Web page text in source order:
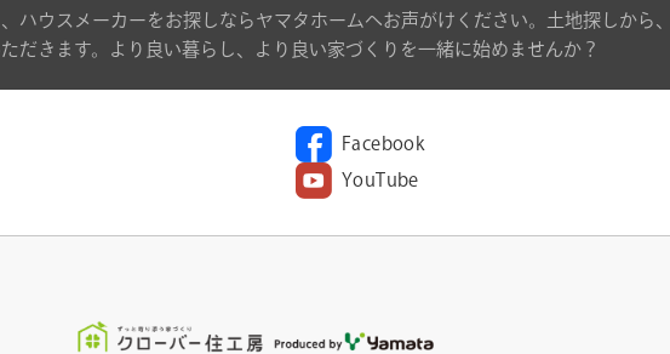
ハウスメーカーをお探しならヤマタホームへお声がけください。土地探しから
だきます。より良い暮らし、より良い家づくりを一緒に始めませんか？
Facebook
YouTube